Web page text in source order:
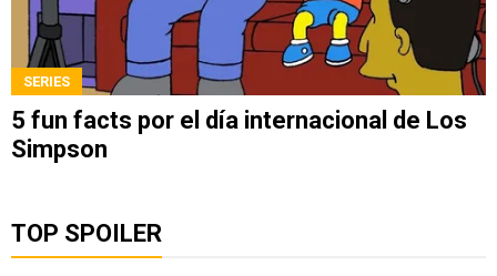
SERIES
5 fun facts por el día internacional de Los
Simpson
TOP SPOILER